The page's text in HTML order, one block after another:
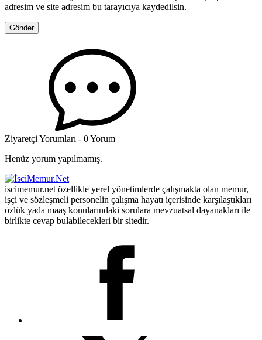
adresim ve site adresim bu tarayıcıya kaydedilsin.
Ziyaretçi Yorumları - 0 Yorum
Henüz yorum yapılmamış.
iscimemur.net özellikle yerel yönetimlerde çalışmakta olan memur,
işçi ve sözleşmeli personelin çalışma hayatı içerisinde karşılaştıkları
özlük yada maaş konularındaki sorulara mevzuatsal dayanakları ile
birlikte cevap bulabilecekleri bir sitedir.